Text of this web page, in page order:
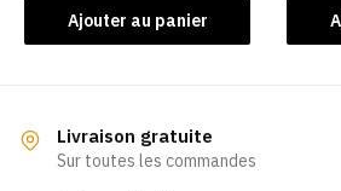
Ajouter au panier
Livraison gratuite
Sur toutes les commandes